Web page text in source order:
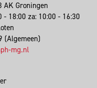
AK Groningen
18:00 za: 10:00 - 16:30
(Algemeen)
mg.nl